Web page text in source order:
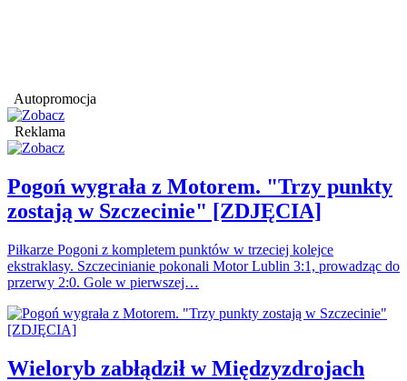
Autopromocja
Reklama
Pogoń wygrała z Motorem. "Trzy punkty
zostają w Szczecinie" [ZDJĘCIA]
Piłkarze Pogoni z kompletem punktów w trzeciej kolejce
ekstraklasy. Szczecinianie pokonali Motor Lublin 3:1, prowadząc do
przerwy 2:0. Gole w pierwszej…
Wieloryb zabłądził w Międzyzdrojach